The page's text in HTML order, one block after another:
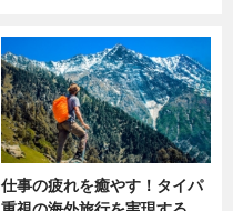
仕事の疲れを癒やす！タイパ